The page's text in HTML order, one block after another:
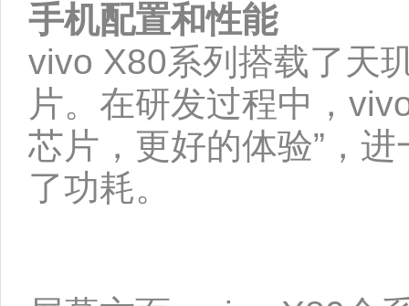
手机配置和性能
vivo X80系列搭载了天
片。在研发过程中，
芯片，更好的体验”，
了功耗。